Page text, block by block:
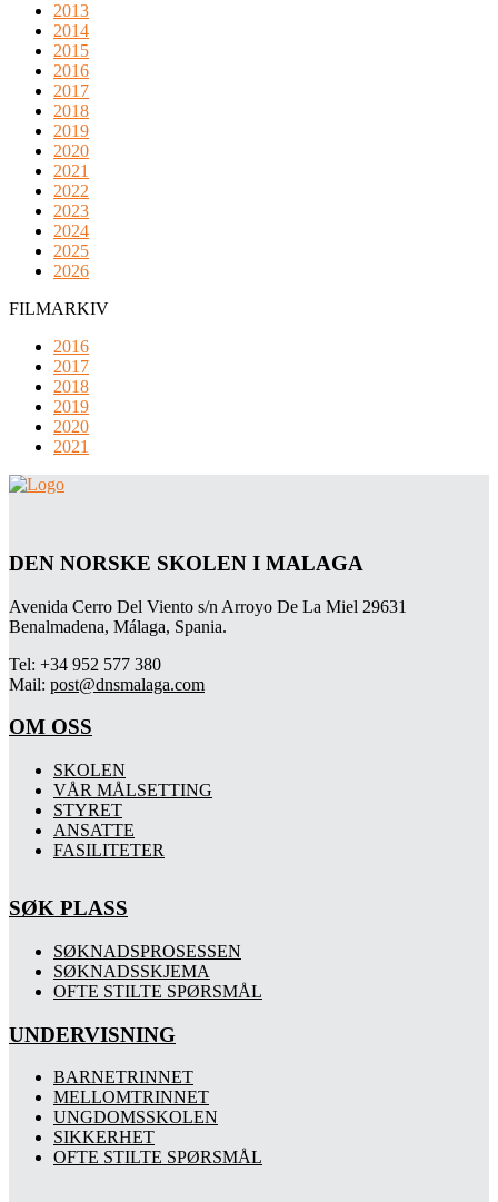
2013
2014
2015
2016
2017
2018
2019
2020
2021
2022
2023
2024
2025
2026
FILMARKIV
2016
2017
2018
2019
2020
2021
DEN NORSKE SKOLEN I MALAGA
Avenida Cerro Del Viento s/n Arroyo De La Miel 29631
Benalmadena, Málaga, Spania.
Tel: +34 952 577 380
Mail: post@dnsmalaga.com
OM OSS
SKOLEN
VÅR MÅLSETTING
STYRET
ANSATTE
FASILITETER
SØK PLASS
SØKNADSPROSESSEN
SØKNADSSKJEMA
OFTE STILTE SPØRSMÅL
UNDERVISNING
BARNETRINNET
MELLOMTRINNET
UNGDOMSSKOLEN
SIKKERHET
OFTE STILTE SPØRSMÅL